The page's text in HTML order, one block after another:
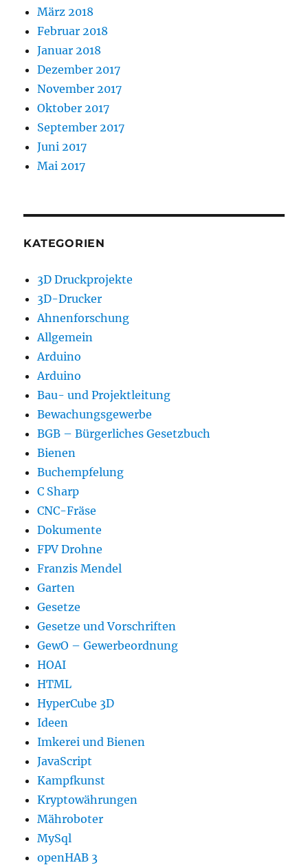
März 2018
Februar 2018
Januar 2018
Dezember 2017
November 2017
Oktober 2017
September 2017
Juni 2017
Mai 2017
KATEGORIEN
3D Druckprojekte
3D-Drucker
Ahnenforschung
Allgemein
Arduino
Arduino
Bau- und Projektleitung
Bewachungsgewerbe
BGB – Bürgerliches Gesetzbuch
Bienen
Buchempfelung
C Sharp
CNC-Fräse
Dokumente
FPV Drohne
Franzis Mendel
Garten
Gesetze
Gesetze und Vorschriften
GewO – Gewerbeordnung
HOAI
HTML
HyperCube 3D
Ideen
Imkerei und Bienen
JavaScript
Kampfkunst
Kryptowährungen
Mähroboter
MySql
openHAB 3